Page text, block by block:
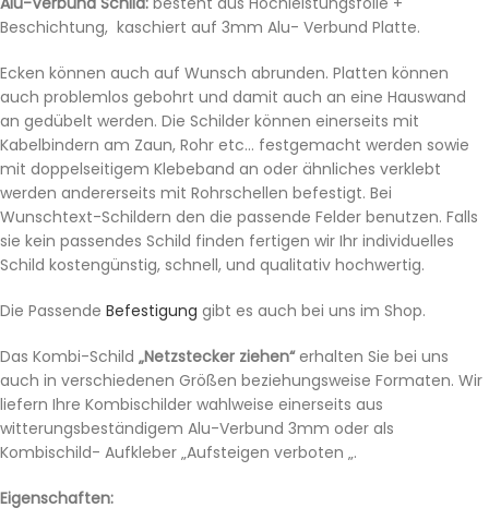
Beschichtung, kaschiert auf 3mm Alu- Verbund Platte.
Ecken können auch auf Wunsch abrunden. Platten können
auch problemlos gebohrt und damit auch an eine Hauswand
an gedübelt werden. Die Schilder können einerseits mit
Kabelbindern am Zaun, Rohr etc… festgemacht werden sowie
mit doppelseitigem Klebeband an oder ähnliches verklebt
werden andererseits mit Rohrschellen befestigt. Bei
Wunschtext-Schildern den die passende Felder benutzen. Falls
sie kein passendes Schild finden fertigen wir Ihr individuelles
Schild kostengünstig, schnell, und qualitativ hochwertig.
Die Passende Befestigung gibt es auch bei uns im Shop.
Das Kombi-Schild „Netzstecker ziehen“erhalten Sie bei uns
auch in verschiedenen Größen beziehungsweise Formaten. Wir
liefern Ihre Kombischilder wahlweise einerseits aus
witterungsbeständigem Alu-Verbund 3mm oder als
Kombischild- Aufkleber „Aufsteigen verboten „.
Eigenschaften: